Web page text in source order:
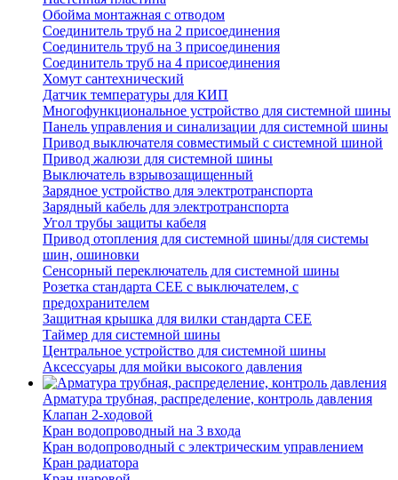
Обойма монтажная с отводом
Соединитель труб на 2 присоединения
Соединитель труб на 3 присоединения
Соединитель труб на 4 присоединения
Хомут сантехнический
Датчик температуры для КИП
Многофункциональное устройство для системной шины
Панель управления и синализации для системной шины
Привод выключателя совместимый с системной шиной
Привод жалюзи для системной шины
Выключатель взрывозащищенный
Зарядное устройство для электротранспорта
Зарядный кабель для электротранспорта
Угол трубы защиты кабеля
Привод отопления для системной шины/для системы
шин, ошиновки
Сенсорный переключатель для системной шины
Розетка стандарта СЕЕ с выключателем, с
предохранителем
Защитная крышка для вилки стандарта CEE
Таймер для системной шины
Центральное устройство для системной шины
Аксессуары для мойки высокого давления
Арматура трубная, распределение, контроль давления
Клапан 2-ходовой
Кран водопроводный на 3 входа
Кран водопроводный с электрическим управлением
Кран радиатора